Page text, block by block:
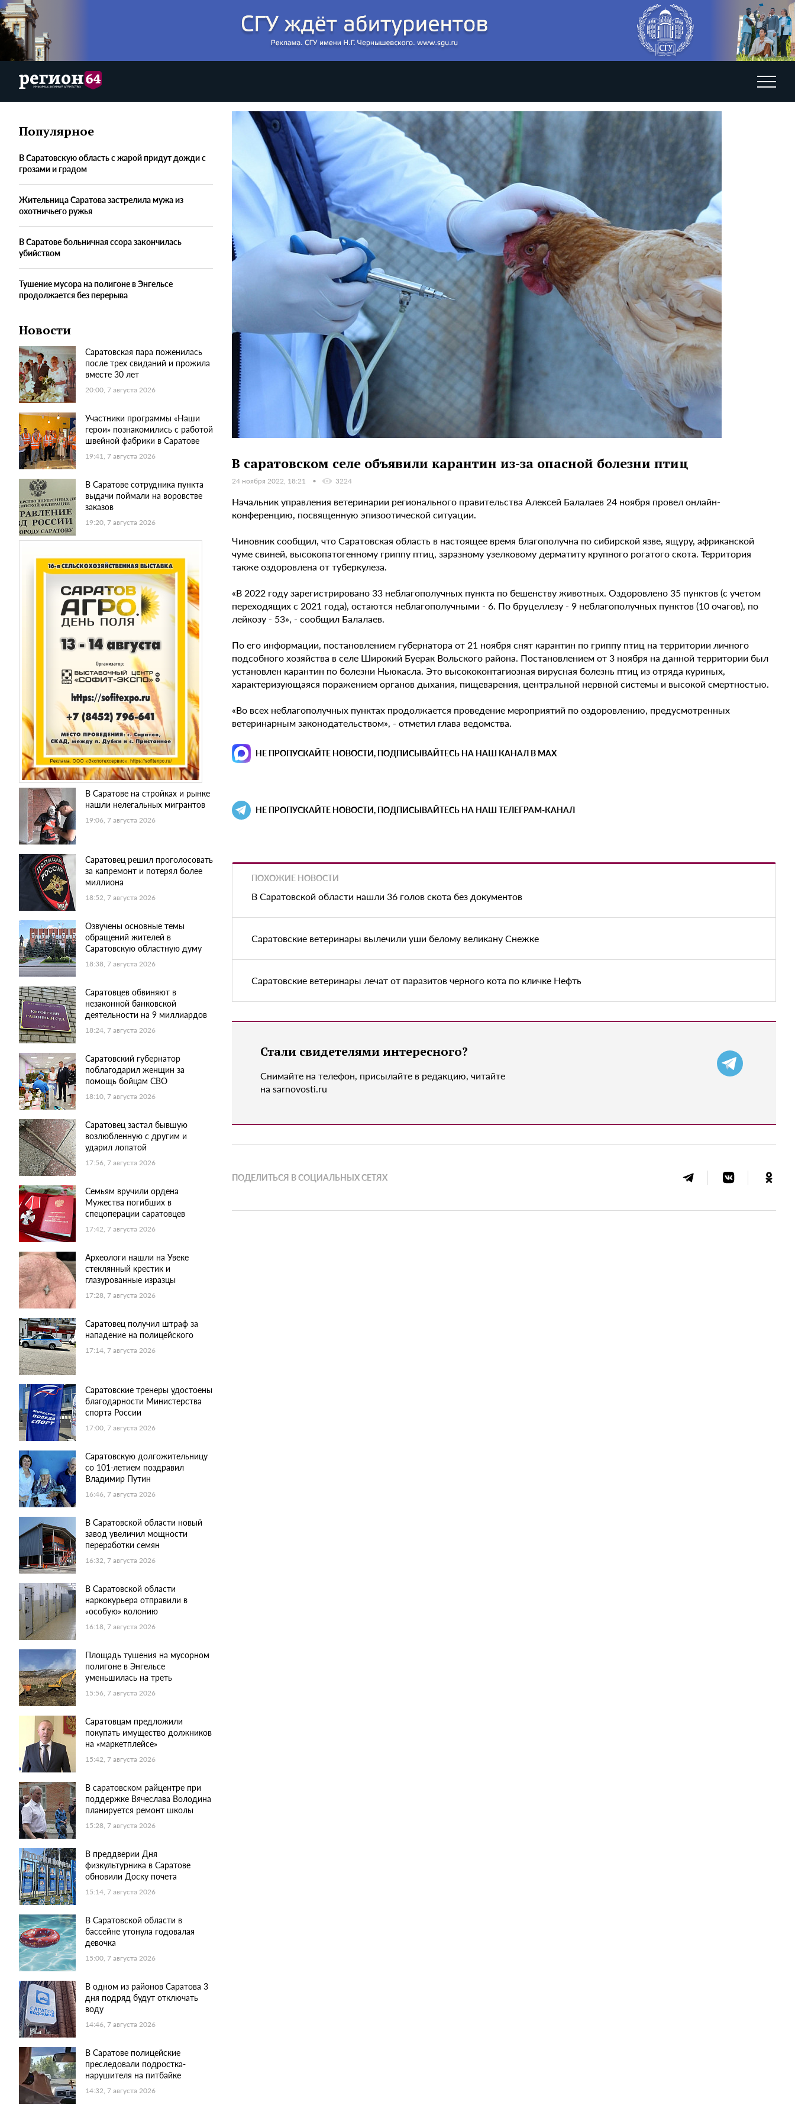
Популярное
В Саратовскую область с жарой придут дожди с
грозами и градом
Жительница Саратова застрелила мужа из
охотничьего ружья
В Саратове больничная ссора закончилась
убийством
Тушение мусора на полигоне в Энгельсе
продолжается без перерыва
Новости
Саратовская пара поженилась
после трех свиданий и прожила
вместе 30 лет
20:00, 7 августа 2026
Участники программы «Наши
герои» познакомились с работой
швейной фабрики в Саратове
19:41, 7 августа 2026
В Саратове сотрудника пункта
выдачи поймали на воровстве
заказов
19:20, 7 августа 2026
В Саратове на стройках и рынке
нашли нелегальных мигрантов
19:06, 7 августа 2026
Саратовец решил проголосовать
за капремонт и потерял более
миллиона
18:52, 7 августа 2026
Озвучены основные темы
обращений жителей в
Саратовскую областную думу
18:38, 7 августа 2026
Саратовцев обвиняют в
незаконной банковской
деятельности на 9 миллиардов
18:24, 7 августа 2026
Саратовский губернатор
поблагодарил женщин за
помощь бойцам СВО
18:10, 7 августа 2026
Саратовец застал бывшую
возлюбленную с другим и
ударил лопатой
17:56, 7 августа 2026
Семьям вручили ордена
Мужества погибших в
спецоперации саратовцев
17:42, 7 августа 2026
Археологи нашли на Увеке
стеклянный крестик и
глазурованные изразцы
17:28, 7 августа 2026
Саратовец получил штраф за
нападение на полицейского
17:14, 7 августа 2026
Саратовские тренеры удостоены
благодарности Министерства
спорта России
17:00, 7 августа 2026
Саратовскую долгожительницу
со 101-летием поздравил
Владимир Путин
16:46, 7 августа 2026
В Саратовской области новый
завод увеличил мощности
переработки семян
16:32, 7 августа 2026
В Саратовской области
наркокурьера отправили в
«особую» колонию
16:18, 7 августа 2026
Площадь тушения на мусорном
полигоне в Энгельсе
уменьшилась на треть
15:56, 7 августа 2026
Саратовцам предложили
покупать имущество должников
на «маркетплейсе»
15:42, 7 августа 2026
В саратовском райцентре при
поддержке Вячеслава Володина
планируется ремонт школы
15:28, 7 августа 2026
В преддверии Дня
физкультурника в Саратове
обновили Доску почета
15:14, 7 августа 2026
В Саратовской области в
бассейне утонула годовалая
девочка
15:00, 7 августа 2026
В одном из районов Саратова 3
дня подряд будут отключать
воду
14:46, 7 августа 2026
В Саратове полицейские
преследовали подростка-
нарушителя на питбайке
14:32, 7 августа 2026
В саратовском селе объявили карантин из-за опасной болезни птиц
24 ноября 2022, 18:21 3224
Начальник управления ветеринарии регионального правительства Алексей Балалаев 24 ноября провел онлайн-
конференцию, посвященную эпизоотической ситуации.
Чиновник сообщил, что Саратовская область в настоящее время благополучна по сибирской язве, ящуру, африканской
чуме свиней, высокопатогенному гриппу птиц, заразному узелковому дерматиту крупного рогатого скота. Территория
также оздоровлена от туберкулеза.
«В 2022 году зарегистрировано 33 неблагополучных пункта по бешенству животных. Оздоровлено 35 пунктов (с учетом
переходящих с 2021 года), остаются неблагополучными - 6. По бруцеллезу - 9 неблагополучных пунктов (10 очагов), по
лейкозу - 53», - сообщил Балалаев.
По его информации, постановлением губернатора от 21 ноября снят карантин по гриппу птиц на территории личного
подсобного хозяйства в селе Широкий Буерак Вольского района. Постановлением от 3 ноября на данной территории был
установлен карантин по болезни Ньюкасла. Это высококонтагиозная вирусная болезнь птиц из отряда куриных,
характеризующаяся поражением органов дыхания, пищеварения, центральной нервной системы и высокой смертностью.
«Во всех неблагополучных пунктах продолжается проведение мероприятий по оздоровлению, предусмотренных
ветеринарным законодательством», - отметил глава ведомства.
НЕ ПРОПУСКАЙТЕ НОВОСТИ, ПОДПИСЫВАЙТЕСЬ НА НАШ КАНАЛ В MAX
НЕ ПРОПУСКАЙТЕ НОВОСТИ, ПОДПИСЫВАЙТЕСЬ НА НАШ ТЕЛЕГРАМ-КАНАЛ
ПОХОЖИЕ НОВОСТИ
В Саратовской области нашли 36 голов скота без документов
Саратовские ветеринары вылечили уши белому великану Снежке
Саратовские ветеринары лечат от паразитов черного кота по кличке Нефть
Стали свидетелями интересного?
Снимайте на телефон, присылайте в редакцию, читайте
на sarnovosti.ru
ПОДЕЛИТЬСЯ В СОЦИАЛЬНЫХ СЕТЯХ